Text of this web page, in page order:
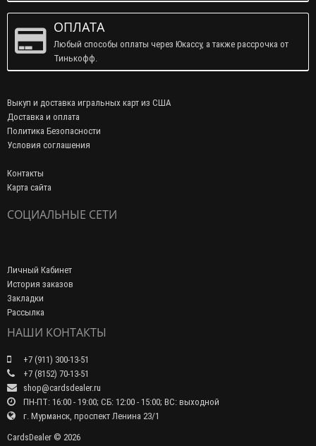
ОПЛАТА
Любый способы оплаты через Юкассу, а также рассрочка от
Тинькофф.
Выкуп и доставка игральных карт из США
Доставка и оплата
Политика Безопасности
Условия соглашения
Контакты
Карта сайта
СОЦИАЛЬНЫЕ СЕТИ
Личный Кабинет
История заказов
Закладки
Рассылка
НАШИ КОНТАКТЫ
+7 (911) 300-13-51
+7 (8152) 70-13-51
shop@cardsdealer.ru
ПН-ПТ: 16:00 - 19:00; СБ: 12:00 - 15:00; ВС: выходной
г. Мурманск, проспект Ленина 23/1
CardsDealer © 2026